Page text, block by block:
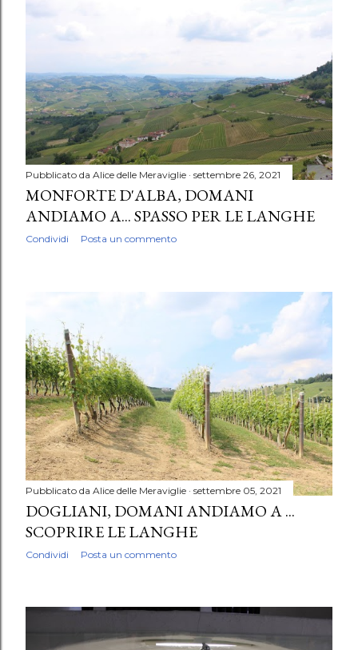
Pubblicato da Alice delle Meraviglie settembre 26, 2021
MONFORTE D'ALBA, DOMANI
ANDIAMO A... SPASSO PER LE LANGHE
Condividi Posta un commento
Pubblicato da Alice delle Meraviglie settembre 05, 2021
DOGLIANI, DOMANI ANDIAMO A ...
SCOPRIRE LE LANGHE
Condividi Posta un commento